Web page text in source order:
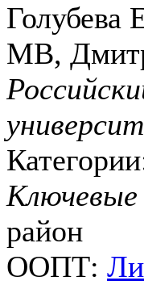
МВ,
Ключевые
район
ООПТ: